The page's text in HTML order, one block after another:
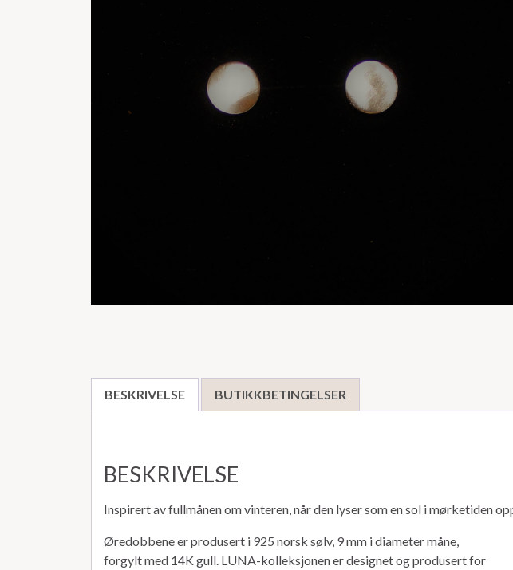
BESKRIVELSE BUTIKKBETINGELSER
BESKRIVELSE
Inspirert av fullmånen om vinteren, når den lyser som en sol i mørketiden
Øredobbene er produsert i 925 norsk sølv, 9 mm i diameter måne,
forgylt med 14K gull. LUNA-kolleksjonen er designet og produsert for